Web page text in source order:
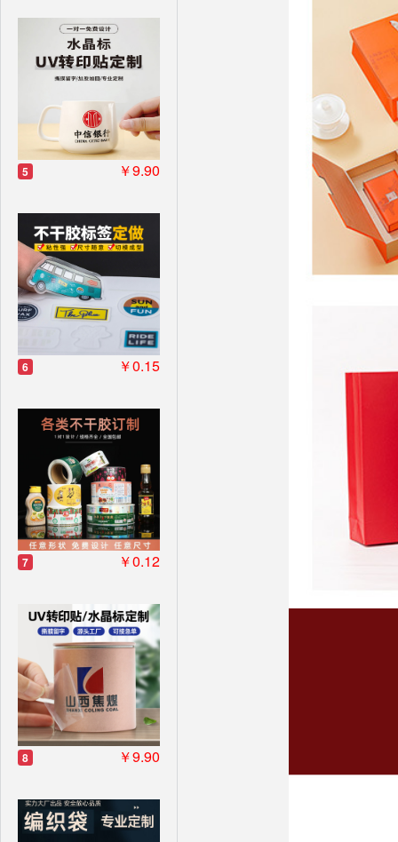
5 ￥9.90
6 ￥0.15
7 ￥0.12
8 ￥9.90